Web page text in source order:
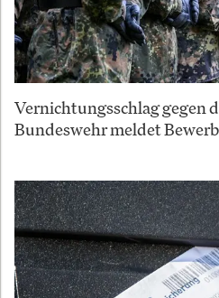
Vernichtungsschlag gegen
Bundeswehr meldet